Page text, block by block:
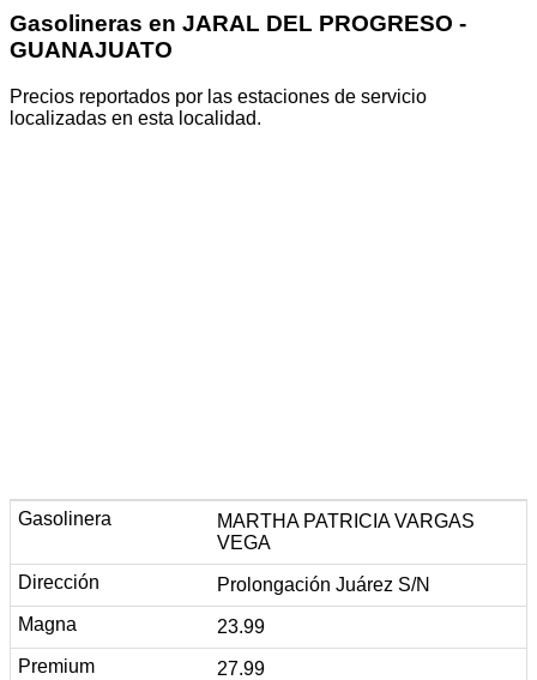
Gasolineras en JARAL DEL PROGRESO -
GUANAJUATO
Precios reportados por las estaciones de servicio
localizadas en esta localidad.
MARTHA PATRICIA VARGAS
VEGA
Prolongación Juárez S/N
23.99
27.99